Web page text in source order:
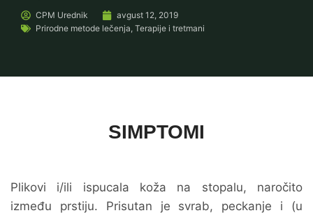
CPM Urednik
avgust 12, 2019
Prirodne metode lečenja,Terapije i tretmani
SIMPTOMI
Plikovi i/ili ispucala koža na stopalu, naročito
između prstiju. Prisutan je svrab, peckanje i (u